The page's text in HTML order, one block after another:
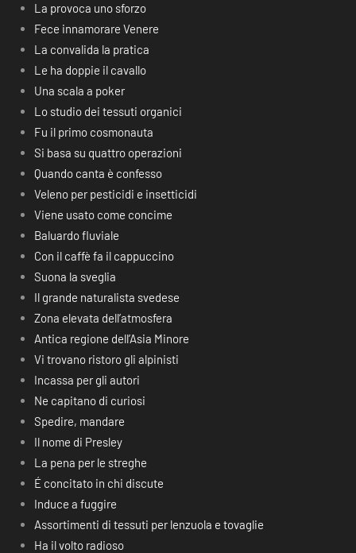
La provoca uno sforzo
Fece innamorare Venere
La convalida la pratica
Le ha doppie il cavallo
Una scala a poker
Lo studio dei tessuti organici
Fu il primo cosmonauta
Si basa su quattro operazioni
Quando canta è confesso
Veleno per pesticidi e insetticidi
Viene usato come concime
Baluardo fluviale
Con il caffè fa il cappuccino
Suona la sveglia
Il grande naturalista svedese
Zona elevata dell’atmosfera
Antica regione dell’Asia Minore
Vi trovano ristoro gli alpinisti
Incassa per gli autori
Ne capitano di curiosi
Spedire, mandare
Il nome di Presley
La pena per le streghe
É concitato in chi discute
Induce a fuggire
Assortimenti di tessuti per lenzuola e tovaglie
Ha il volto radioso